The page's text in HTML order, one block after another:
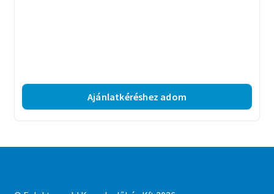
Ajánlatkéréshez adom